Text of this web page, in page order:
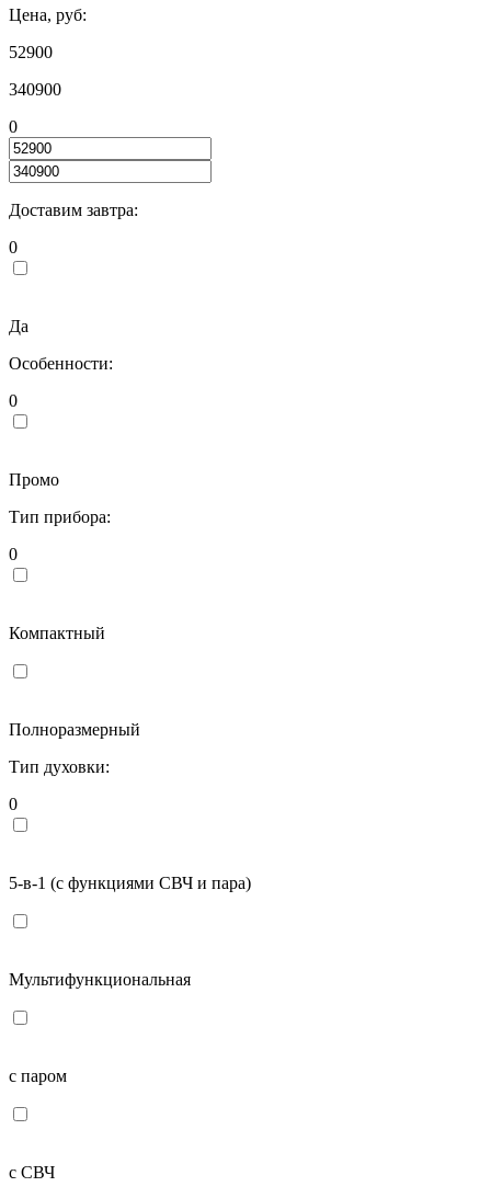
Цена, руб:
52900
340900
0
Доставим завтра:
0
Да
Особенности:
0
Промо
Тип прибора:
0
Компактный
Полноразмерный
Тип духовки:
0
5-в-1 (с функциями СВЧ и пара)
Мультифункциональная
с паром
с СВЧ